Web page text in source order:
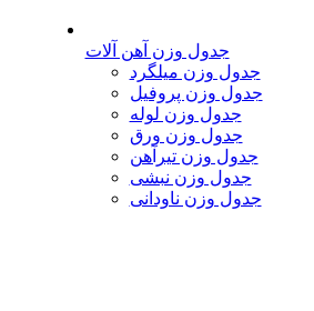
جدول وزن آهن آلات
جدول وزن میلگرد
جدول وزن پروفیل
جدول وزن لوله
جدول وزن ورق
جدول وزن تیرآهن
جدول وزن نبشی
جدول وزن ناودانی